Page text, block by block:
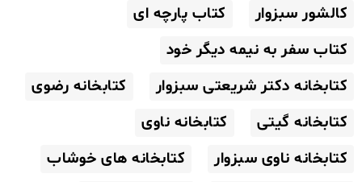
کالشور سبزوار
کتاب پارچه ای
کتاب سفر به نیمه دیگر خود
کتابخانه دکتر شریعتی سبزوار
کتابخانه رضوی
کتابخانه گیتی
کتابخانه ناوی
کتابخانه ناوی سبزوار
کتابخانه های خوشاب